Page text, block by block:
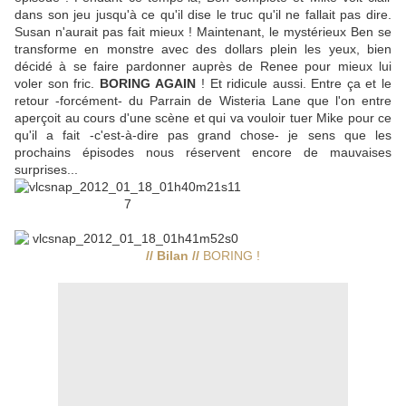
dans son jeu jusqu'à ce qu'il dise le truc qu'il ne fallait pas dire.
Susan n'aurait pas fait mieux ! Maintenant, le mystérieux Ben se
transforme en monstre avec des dollars plein les yeux, bien
décidé à se faire pardonner auprès de Renee pour mieux lui
voler son fric. BORING AGAIN ! Et ridicule aussi. Entre ça et le
retour -forcément- du Parrain de Wisteria Lane que l'on entre
aperçoit au cours d'une scène et qui va vouloir tuer Mike pour ce
qu'il a fait -c'est-à-dire pas grand chose- je sens que les
prochains épisodes nous réservent encore de mauvaises
surprises...
// Bilan // BORING !